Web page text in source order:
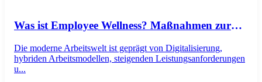
Was ist Employee Wellness? Maßnahmen zur
und Vorteile für Unternehmen
Die moderne Arbeitswelt ist geprägt von Digitalisierung,
hybriden Arbeitsmodellen, steigenden Leistungsanforderungen
u...